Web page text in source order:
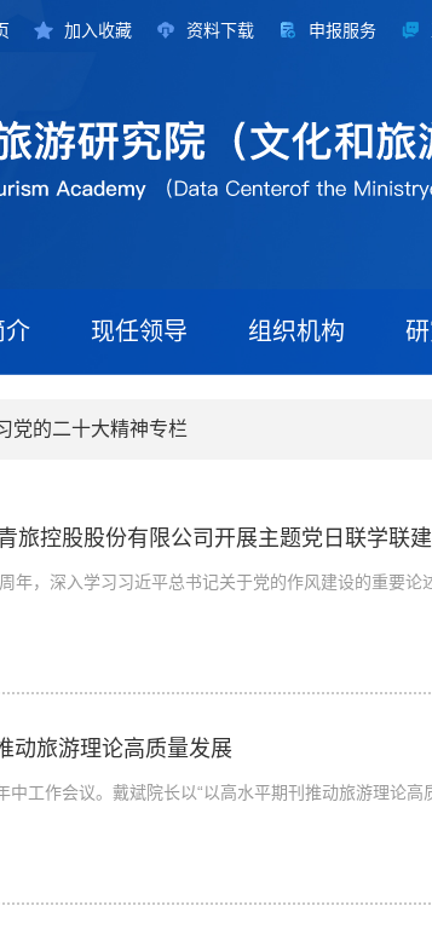
加入收藏 资料下载 申报服务
介 现任领导 组织机构
党的二十大精神专栏
旅控股股份有限公司开展主题党日联学联
年，深入学习习近平总书记关于党的作风建设的重要
动旅游理论高质量发展
中工作会议。戴斌院长以“以高水平期刊推动旅游理论